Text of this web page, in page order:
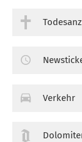
Verkehr